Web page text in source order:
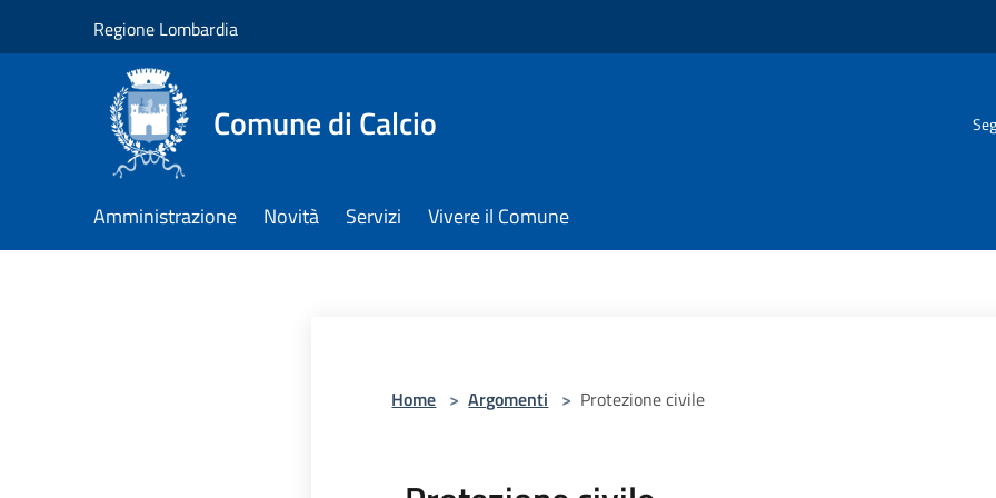
Regione Lombardia
Comune di Calcio
Amministrazione Novità Servizi Vivere il Comune
Home > Argomenti > Protezione civile